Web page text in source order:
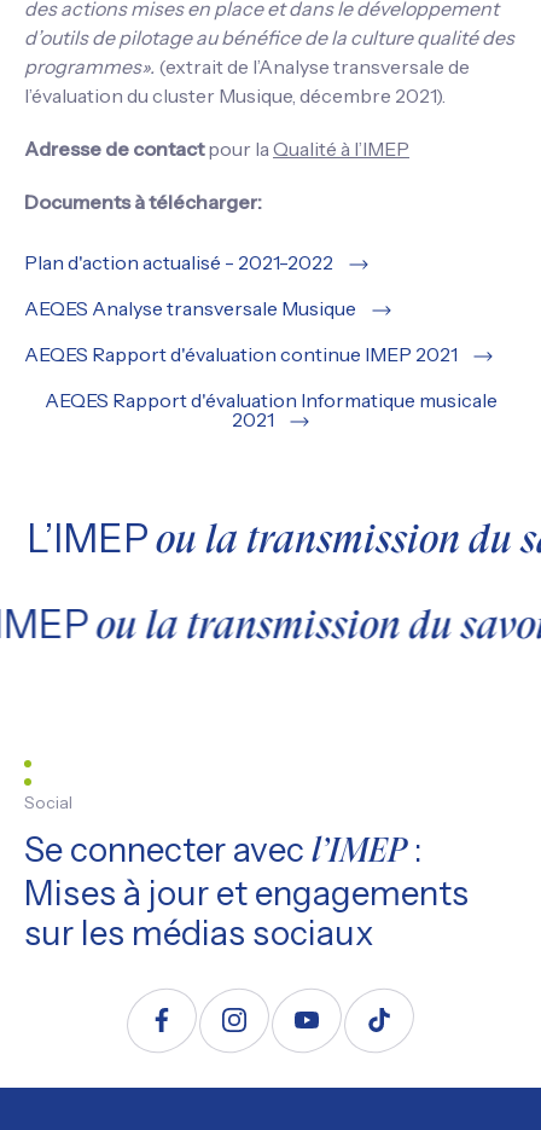
des actions mises en place et dans le développement
d’outils de pilotage au bénéfice de la culture qualité des
programmes». (extrait de l’Analyse transversale de
l’évaluation du cluster Musique, décembre 2021).
Adresse de contactpour la Qualité à l’IMEP
Documents à télécharger:
Plan d'action actualisé - 2021-2022
AEQES Analyse transversale Musique
AEQES Rapport d'évaluation continue IMEP 2021
AEQES Rapport d'évaluation Informatique musicale
2021
L’IMEPou la transmission du
ou la transmission du
Social
Se connecter avec l’IMEP:
Mises à jour et engagements
sur les médias sociaux